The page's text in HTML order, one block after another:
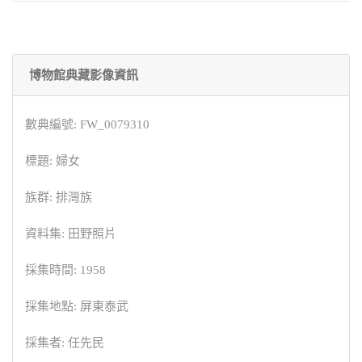
博物館典藏影像資訊
數典編號: FW_0079310
標題: 婦女
族群: 排灣族
資料集: 田野照片
採集時間: 1958
採集地點: 屏東泰武
採集者: 任先民